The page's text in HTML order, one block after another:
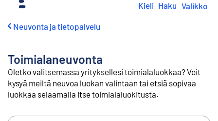
Kieli Haku Valikko
Neuvonta ja tietopalvelu
Toimialaneuvonta
Oletko valitsemassa yrityksellesi toimialaluokkaa? Voit
kysyä meiltä neuvoa luokan valintaan tai etsiä sopivaa
luokkaa selaamalla itse toimialaluokitusta.